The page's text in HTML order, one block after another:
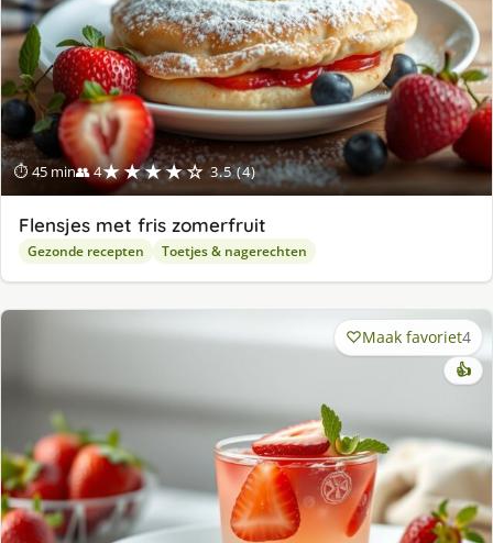
⏱ 45 min👥 4★★★★☆ 3.5 (4)
Flensjes met fris zomerfruit
Gezonde recepten Toetjes & nagerechten
Maak favoriet4
👍